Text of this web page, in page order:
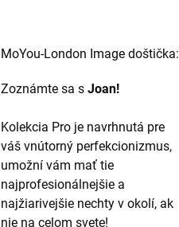
MoYou-London Image doštička:
Zoznámte sa s Joan!
Kolekcia Pro je navrhnutá pre
váš vnútorný perfekcionizmus,
umožní vám mať tie
najprofesionálnejšie a
najžiarivejšie nechty v okolí, ak
nie na celom svete!